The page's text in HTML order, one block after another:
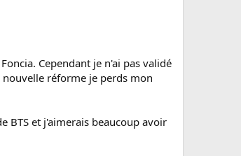
Cependant je n'ai pas validé
nouvelle réforme je perds mon
BTS et j'aimerais beaucoup avoir